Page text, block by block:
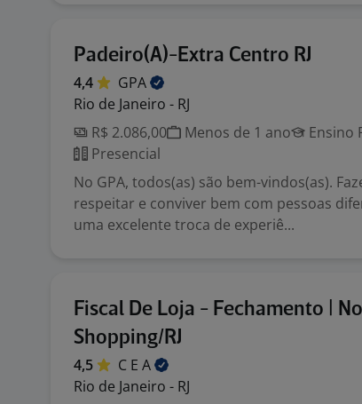
Padeiro(A)-Extra Centro RJ
4,4
GPA
Rio de Janeiro - RJ
R$ 2.086,00
Menos de 1 ano
Ensino
Presencial
No GPA, todos(as) são bem-vindos(as).
respeitar e conviver bem com pessoas
uma excelente troca de experiê...
Fiscal De Loja - Fechamento |
Shopping/RJ
4,5 C E A
Rio de Janeiro - RJ